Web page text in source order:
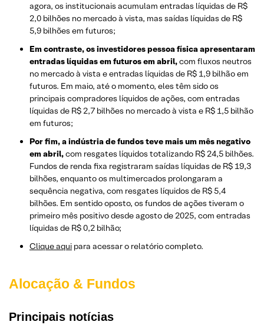
agora, os institucionais acumulam entradas líquidas de R$
2,0 bilhões no mercado à vista, mas saídas líquidas de R$
5,9 bilhões em futuros;
Em contraste, os investidores pessoa física apresentaram
entradas líquidas em futuros em abril,com fluxos neutros
no mercado à vista e entradas líquidas de R$ 1,9 bilhão em
futuros. Em maio, até o momento, eles têm sido os
principais compradores líquidos de ações, com entradas
líquidas de R$ 2,7 bilhões no mercado à vista e R$ 1,5 bilhão
em futuros;
Por fim, a indústria de fundos teve mais um mês negativo
em abril,com resgates líquidos totalizando R$ 24,5 bilhões.
Fundos de renda fixa registraram saídas líquidas de R$ 19,3
bilhões, enquanto os multimercados prolongaram a
sequência negativa, com resgates líquidos de R$ 5,4
bilhões. Em sentido oposto, os fundos de ações tiveram o
primeiro mês positivo desde agosto de 2025, com entradas
líquidas de R$ 0,2 bilhão;
Clique aqui para acessar o relatório completo.
Alocação & Fundos
Principais notícias